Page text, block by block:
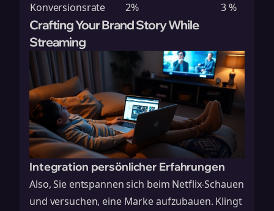
Konversionsrate
2% 3 %
Crafting Your Brand Story While
Streaming
Integration persönlicher Erfahrungen
Also, Sie entspannen sich beim Netflix-Schauen
und versuchen, eine Marke aufzubauen. Klingt